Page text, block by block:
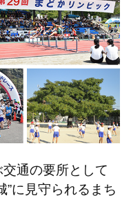
通の要所として
”に見守られるまち